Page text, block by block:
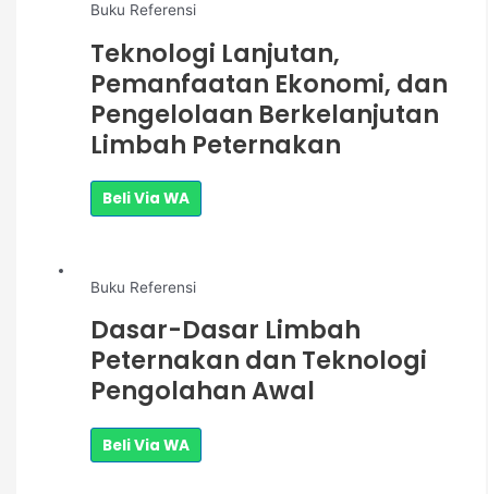
Buku Referensi
Teknologi Lanjutan,
Pemanfaatan Ekonomi, dan
Pengelolaan Berkelanjutan
Limbah Peternakan
Beli Via WA
Buku Referensi
Dasar-Dasar Limbah
Peternakan dan Teknologi
Pengolahan Awal
Beli Via WA